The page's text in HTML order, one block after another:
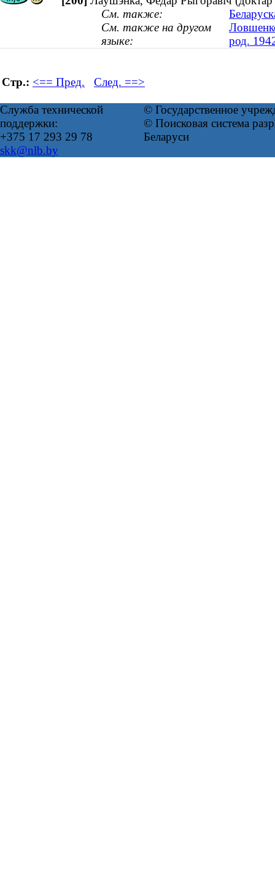
См. также:
См. также на другом
языке:
род.
Стр.: <== Пред. След. ==>
Служба технической
поддержки:
+375 17 293 29 78
skk@nlb.by
© Государственное
© Поисковая система
Беларуси